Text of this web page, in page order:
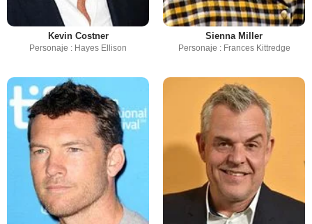
Kevin Costner
Personaje : Hayes Ellison
Sienna Miller
Personaje : Frances Kittredge